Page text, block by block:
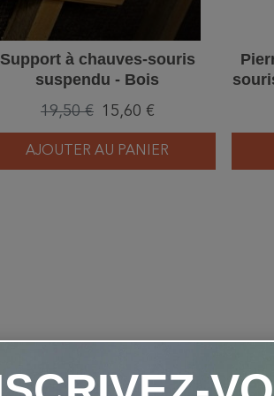
Support à chauves-souris
suspendu - Bois
19,50 € 15,60 €
AJOUTER AU PANIER